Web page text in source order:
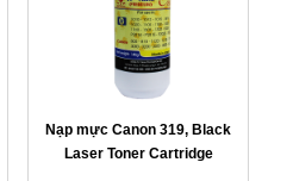
Nạp mực Canon 319, Black
Laser Toner Cartridge